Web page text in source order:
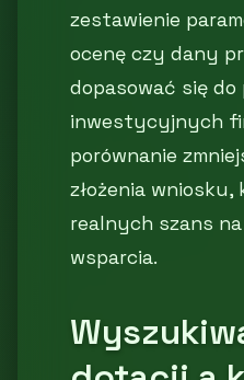
zestawienie
ocenę czy dany
dopasować się do
inwestycyjnych
porównanie
złożenia
realnych szans
wsparcia.